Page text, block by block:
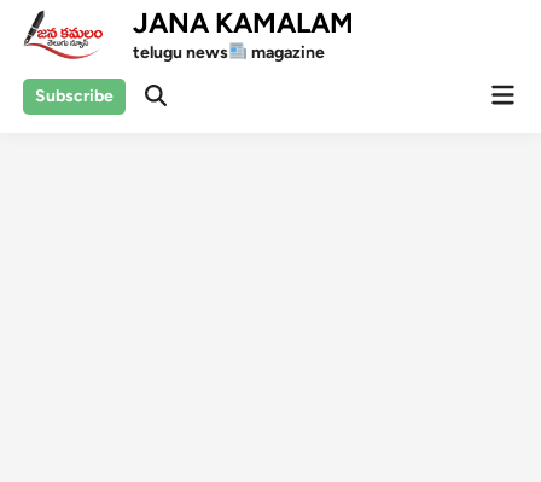
Skip
JANA KAMALAM
telugu news magazine
Subscribe
Open